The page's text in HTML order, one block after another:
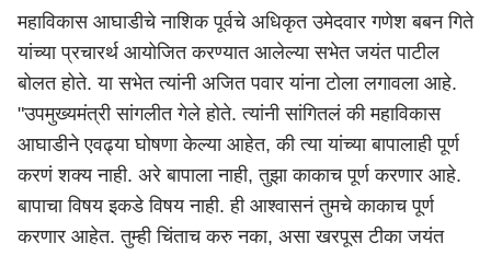
महाविकास आघाडीचेनाशिकपूर्वचे अधिकृत उमेदवार गणेश बबन गिते
यांच्या प्रचारर्थ आयोजित करण्यात आलेल्या सभेत जयंत पाटील
बोलत होते. या सभेत त्यांनी अजित पवार यांना टोला लगावला आहे.
"उपमुख्यमंत्री सांगलीत गेले होते. त्यांनी सांगितलं की महाविकास
आघाडीने एवढ्या घोषणा केल्या आहेत, की त्या यांच्या बापालाही पूर्ण
करणं शक्य नाही. अरे बापाला नाही, तुझा काकाच पूर्ण करणार आहे.
बापाचा विषय इकडे विषय नाही. ही आश्वासनं तुमचे काकाच पूर्ण
करणार आहेत. तुम्ही चिंताच करु नका, असा खरपूस टीका जयंत